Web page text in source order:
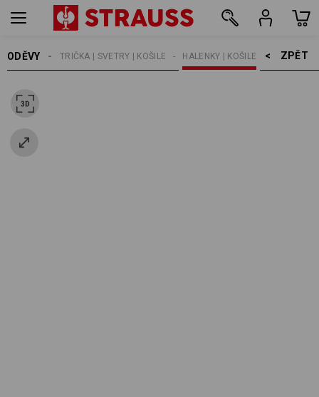
ODĚVY ZPĚT    >
HALENKY | KOŠILE
TRIČKA | SVETRY | KOŠILE
ŽENY